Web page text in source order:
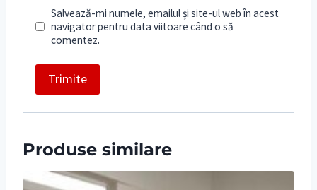
Salvează-mi numele, emailul și site-ul web în acest
navigator pentru data viitoare când o să
comentez.
Produse similare